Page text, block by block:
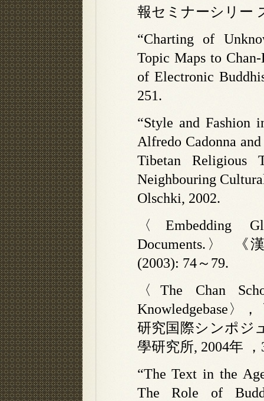
報セミナーシリー
“Charting of
Topic Maps to
of Electronic
251.
“Style and Fashion
Alfredo Cadonna
Tibetan Religious
Neighbouring
Olschki, 2002.
〈Embedding
Documents.〉 《
(2003): 74～79.
〈The Chan
Knowledgebase〉
研究国際シンポジ
學研究所, 2004年 ，
“The Text in the
The Role of